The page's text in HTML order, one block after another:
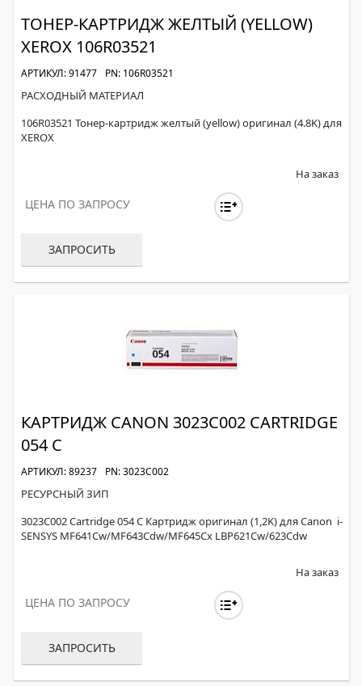
ТОНЕР-КАРТРИДЖ ЖЕЛТЫЙ (YELLOW)
XEROX 106R03521
АРТИКУЛ: 91477 PN: 106R03521
РАСХОДНЫЙ МАТЕРИАЛ
106R03521 Тонер-картридж желтый (yellow) оригинал (4.8K) для
XEROX
На заказ
ЦЕНА ПО ЗАПРОСУ
ЗАПРОСИТЬ
КАРТРИДЖ CANON 3023C002 CARTRIDGE
054 C
АРТИКУЛ: 89237 PN: 3023C002
РЕСУРСНЫЙ ЗИП
3023C002 Cartridge 054 C Картридж оригинал (1,2K) для Canon i-
SENSYS MF641Cw/MF643Cdw/MF645Cx LBP621Cw/623Cdw
На заказ
ЦЕНА ПО ЗАПРОСУ
ЗАПРОСИТЬ